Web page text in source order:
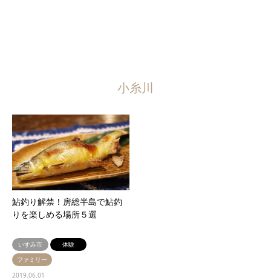
小糸川
鮎釣り解禁！房総半島で鮎釣
りを楽しめる場所５選
いすみ市
体験
ファミリー
2019.06.01